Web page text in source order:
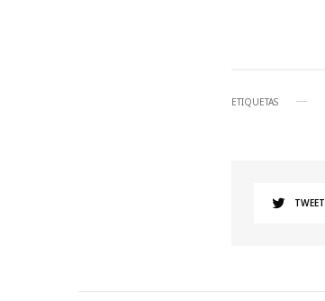
ETIQUETAS
TWEET